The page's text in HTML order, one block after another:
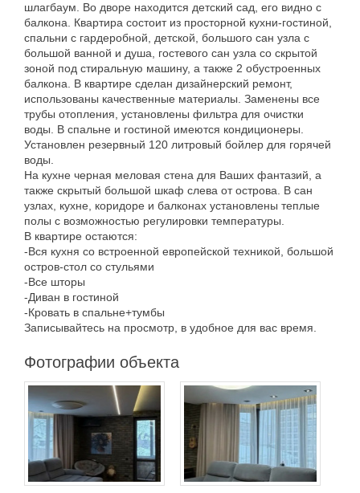
шлагбаум. Во дворе находится детский сад, его видно с
балкона. Квартира состоит из просторной кухни-гостиной,
спальни с гардеробной, детской, большого сан узла с
большой ванной и душа, гостевого сан узла со скрытой
зоной под стиральную машину, а также 2 обустроенных
балкона. В квартире сделан дизайнерский ремонт,
использованы качественные материалы. Заменены все
трубы отопления, установлены фильтра для очистки
воды. В спальне и гостиной имеются кондиционеры.
Установлен резервный 120 литровый бойлер для горячей
воды.
На кухне черная меловая стена для Ваших фантазий, а
также скрытый большой шкаф слева от острова. В сан
узлах, кухне, коридоре и балконах установлены теплые
полы с возможностью регулировки температуры.
В квартире остаются:
-Вся кухня со встроенной европейской техникой, большой
остров-стол со стульями
-Все шторы
-Диван в гостиной
-Кровать в спальне+тумбы
Записывайтесь на просмотр, в удобное для вас время.
Фотографии объекта